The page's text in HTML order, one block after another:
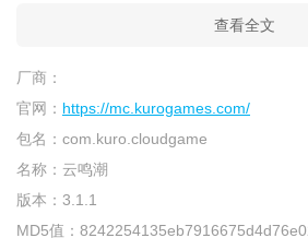
查看全文
厂商：
官网： https://mc.kurogames.com/
包名： com.kuro.cloudgame
名称： 云鸣潮
版本： 3.1.1
MD5值：